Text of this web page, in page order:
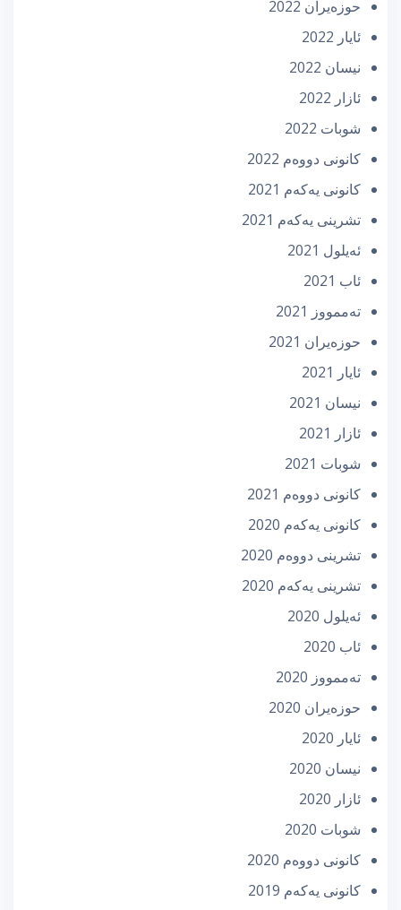
حوزه‌یران 2022
ئایار 2022
نیسان 2022
ئازار 2022
شوبات 2022
كانونی دووه‌م 2022
كانونی یه‌كه‌م 2021
تشرینی یه‌كه‌م 2021
ئه‌یلول 2021
ئاب 2021
تەممووز 2021
حوزه‌یران 2021
ئایار 2021
نیسان 2021
ئازار 2021
شوبات 2021
كانونی دووه‌م 2021
كانونی یه‌كه‌م 2020
تشرینی دووه‌م 2020
تشرینی یه‌كه‌م 2020
ئه‌یلول 2020
ئاب 2020
تەممووز 2020
حوزه‌یران 2020
ئایار 2020
نیسان 2020
ئازار 2020
شوبات 2020
كانونی دووه‌م 2020
كانونی یه‌كه‌م 2019